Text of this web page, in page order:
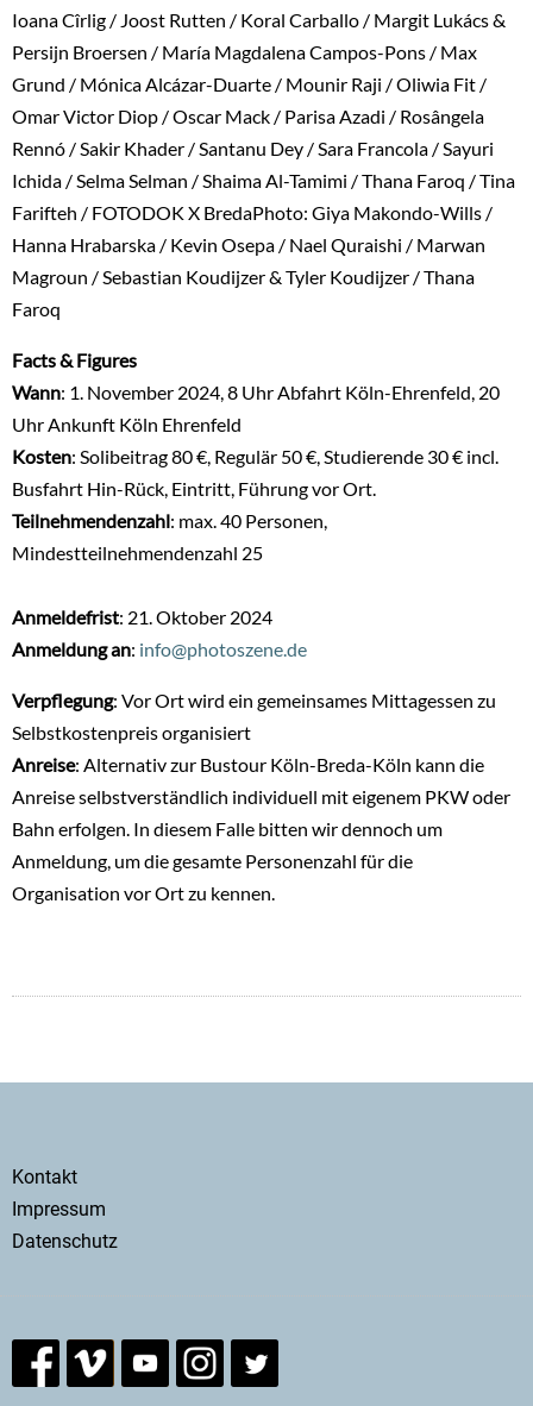
Ioana Cîrlig / Joost Rutten / Koral Carballo / Margit Lukács &
Persijn Broersen / María Magdalena Campos-Pons / Max
Grund / Mónica Alcázar-Duarte / Mounir Raji / Oliwia Fit /
Omar Victor Diop / Oscar Mack / Parisa Azadi / Rosângela
Rennó / Sakir Khader / Santanu Dey / Sara Francola / Sayuri
Ichida / Selma Selman / Shaima Al-Tamimi / Thana Faroq / Tina
Farifteh / FOTODOK X BredaPhoto: Giya Makondo-Wills /
Hanna Hrabarska / Kevin Osepa / Nael Quraishi / Marwan
Magroun / Sebastian Koudijzer & Tyler Koudijzer / Thana
Faroq
Facts & Figures
Wann: 1. November 2024, 8 Uhr Abfahrt Köln-Ehrenfeld, 20
Uhr Ankunft Köln Ehrenfeld
Kosten: Solibeitrag 80 €, Regulär 50 €, Studierende 30 € incl.
Busfahrt Hin-Rück, Eintritt, Führung vor Ort.
Teilnehmendenzahl: max. 40 Personen,
Mindestteilnehmendenzahl 25
Anmeldefrist: 21. Oktober 2024
Anmeldung an: info@photoszene.de
Verpflegung: Vor Ort wird ein gemeinsames Mittagessen zu
Selbstkostenpreis organisiert
Anreise: Alternativ zur Bustour Köln-Breda-Köln kann die
Anreise selbstverständlich individuell mit eigenem PKW oder
Bahn erfolgen. In diesem Falle bitten wir dennoch um
Anmeldung, um die gesamte Personenzahl für die
Organisation vor Ort zu kennen.
Secondary
menu
Kontakt
Impressum
Datenschutz